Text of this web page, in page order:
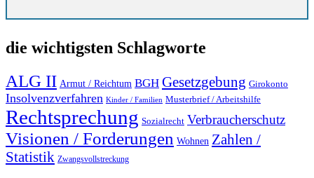
die wichtigsten Schlagworte
ALG II Armut / Reichtum BGH Gesetzgebung Girokonto
Insolvenzverfahren Kinder / Familien Musterbrief / Arbeitshilfe
Rechtsprechung Sozialrecht Verbraucherschutz
Visionen / Forderungen Wohnen Zahlen /
Statistik Zwangsvollstreckung